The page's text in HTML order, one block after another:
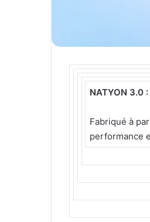
NATYON 3.0
Fabriqué à
performance